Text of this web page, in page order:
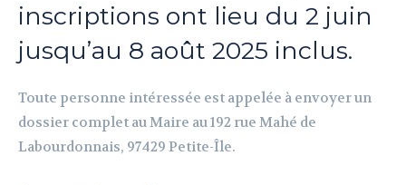
inscriptions ont lieu du 2 juin
jusqu’au 8 août 2025 inclus.
Toute personne intéressée est appelée à envoyer un
dossier complet au Maire au 192 rue Mahé de
Labourdonnais, 97429 Petite-Île.